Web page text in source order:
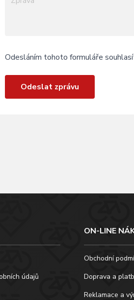
Odesláním tohoto formuláře
Odeslat zprávu
údajů
ON-LINE
Obchodní
Doprava a
Reklamace a